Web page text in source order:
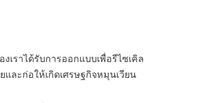
เราได้รับการออกแบบเพื่อรีไซเคิล
ละก่อให้เกิดเศรษฐกิจหมุนเวียน